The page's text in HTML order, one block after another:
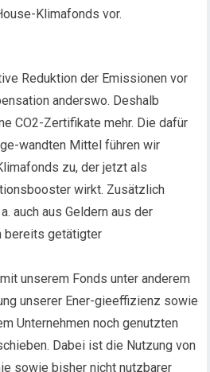
Klimafonds vor.
Reduktion der Emissionen vor
anderswo. Deshalb
CO2-Zertifikate mehr. Die dafür
wandten Mittel führen wir
zu, der jetzt als
wirkt. Zusätzlich
auch aus Geldern aus der
bereits getätigter
unserem Fonds unter anderem
unserer Ener-gieeffizienz sowie
Unternehmen noch genutzten
Dabei ist die Nutzung von
sowie bisher nicht nutzbarer